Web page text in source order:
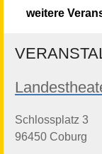
weitere
Schlossplatz 3
96450 Coburg